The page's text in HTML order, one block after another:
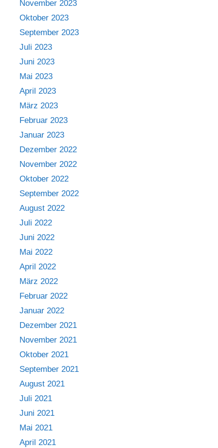
November 2023
Oktober 2023
September 2023
Juli 2023
Juni 2023
Mai 2023
April 2023
März 2023
Februar 2023
Januar 2023
Dezember 2022
November 2022
Oktober 2022
September 2022
August 2022
Juli 2022
Juni 2022
Mai 2022
April 2022
März 2022
Februar 2022
Januar 2022
Dezember 2021
November 2021
Oktober 2021
September 2021
August 2021
Juli 2021
Juni 2021
Mai 2021
April 2021